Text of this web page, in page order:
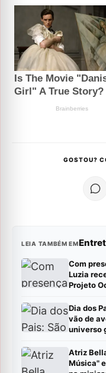
GOSTOU?
LEIA TAMBÉM EM
Com
Luzia
Projeto
Dia dos
vão de
universo
Atriz
Música"